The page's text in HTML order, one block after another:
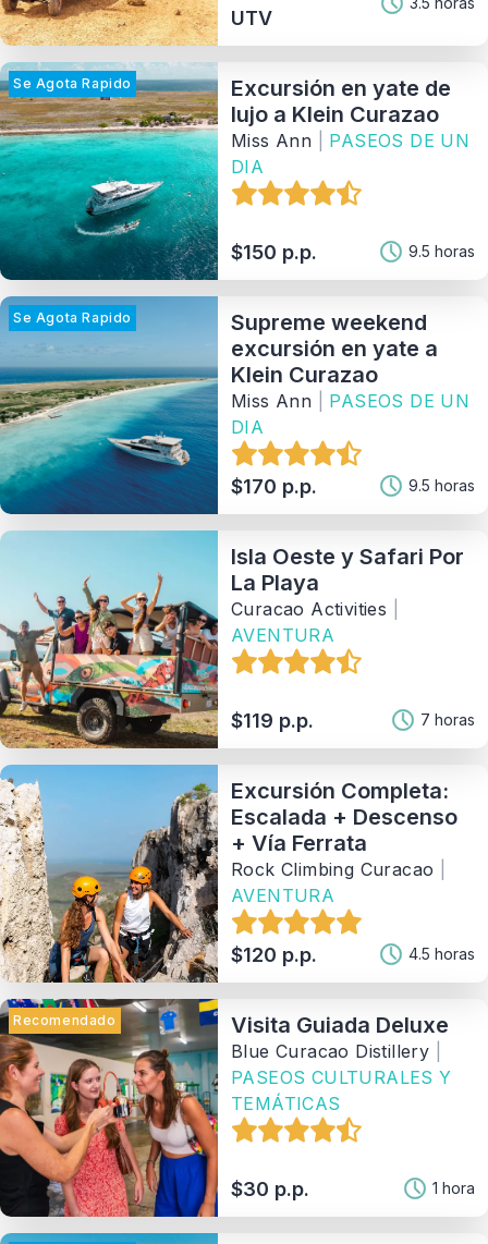
Provedor
Ordenar Por
121 Matching Properties
Show Results
UTV
Se Agota Rapido
Excursión en yate de
lujo a Klein Curazao
Miss Ann
PASEOS DE UN
DIA
$150 p.p. 9.5 horas
Se Agota Rapido
Supreme weekend
excursión en yate a
Klein Curazao
Miss Ann
PASEOS DE UN
DIA
$170 p.p. 9.5 horas
Isla Oeste y Safari Por
La Playa
Curacao Activities
AVENTURA
$119 p.p. 7 horas
Excursión Completa:
Escalada + Descenso
+ Vía Ferrata
Rock Climbing Curacao
AVENTURA
$120 p.p. 4.5 horas
Recomendado Visita Guiada Deluxe
Blue Curacao Distillery
PASEOS CULTURALES Y
TEMÁTICAS
$30 p.p. 1 hora